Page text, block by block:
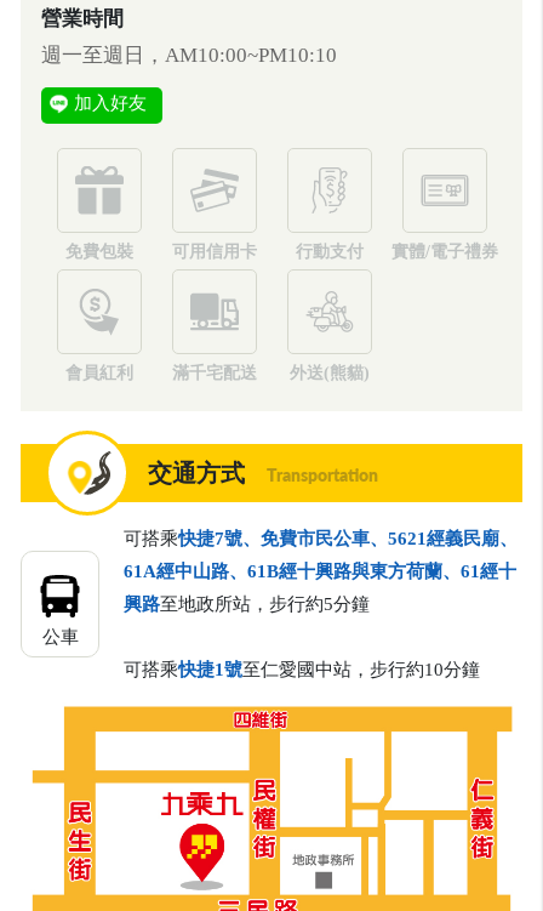
營業時間
週一至週日，AM10:00~PM10:10
加入好友
免費包裝 可用信用卡 行動支付 實體/電子禮券
會員紅利 滿千宅配送 外送(熊貓)
交通方式 Transportation
公車
可搭乘快捷7號、免費市民公車、5621經義民廟、
61A經中山路、61B經十興路與東方荷蘭、61經十
興路至地政所站，步行約5分鐘
可搭乘快捷1號至仁愛國中站，步行約10分鐘